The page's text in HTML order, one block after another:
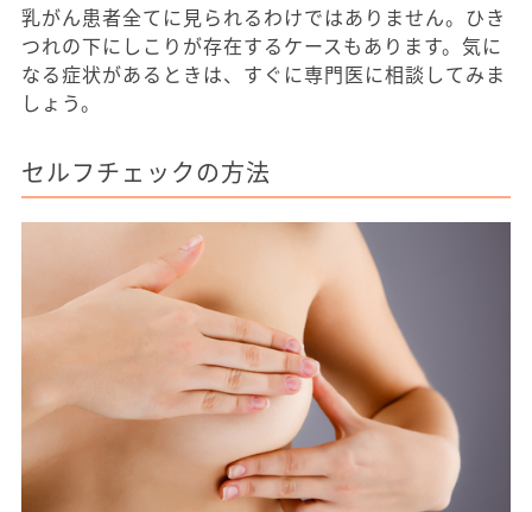
乳がん患者全てに見られるわけではありません。ひき
つれの下にしこりが存在するケースもあります。気に
なる症状があるときは、すぐに専門医に相談してみま
しょう。
セルフチェックの方法